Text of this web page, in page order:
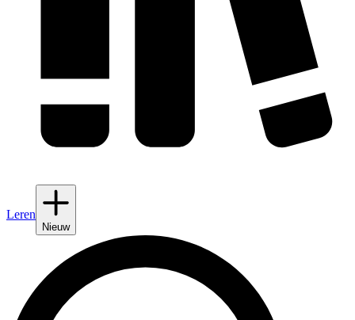
Leren
Nieuw